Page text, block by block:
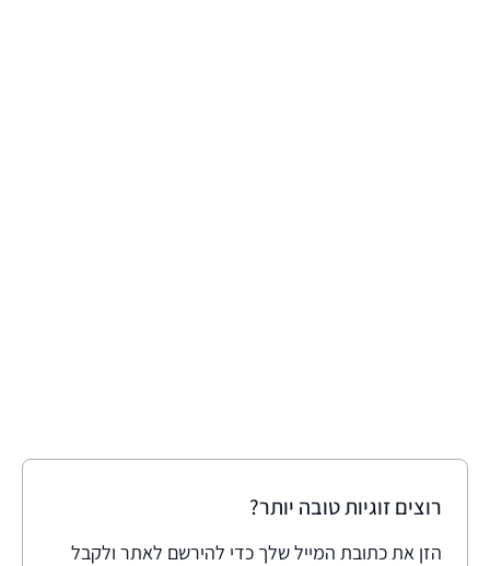
רוצים זוגיות טובה יותר?
הזן את כתובת המייל שלך כדי להירשם לאתר ולקבל